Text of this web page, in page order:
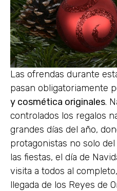
Las ofrendas durante
pasan obligatoriamente
y cosmética originales.
controlados los regalos
grandes días del año,
protagonistas no solo
las fiestas, el día de
visita a todos al
llegada de los Reyes de